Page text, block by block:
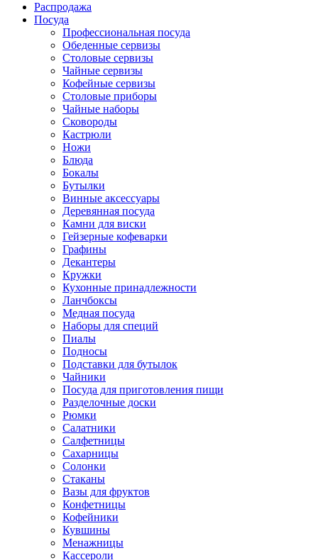
Распродажа
Посуда
Профессиональная посуда
Обеденные сервизы
Столовые сервизы
Чайные сервизы
Кофейные сервизы
Столовые приборы
Чайные наборы
Сковороды
Кастрюли
Ножи
Блюда
Бокалы
Бутылки
Винные аксессуары
Деревянная посуда
Камни для виски
Гейзерные кофеварки
Графины
Декантеры
Кружки
Кухонные принадлежности
Ланчбоксы
Медная посуда
Наборы для специй
Пиалы
Подносы
Подставки для бутылок
Чайники
Посуда для приготовления пищи
Разделочные доски
Рюмки
Салатники
Салфетницы
Сахарницы
Солонки
Стаканы
Вазы для фруктов
Конфетницы
Кофейники
Кувшины
Менажницы
Кассероли